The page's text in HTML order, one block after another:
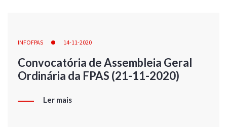
INFOFPAS 14-11-2020
Convocatória de Assembleia Geral
Ordinária da FPAS (21-11-2020)
Ler mais